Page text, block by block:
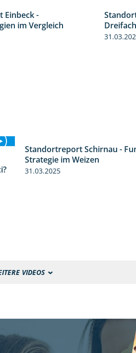
Einbeck -
im Vergleich
Standortreport Schirnau -
Strategie im Weizen
31.03.2025
VIDEOS